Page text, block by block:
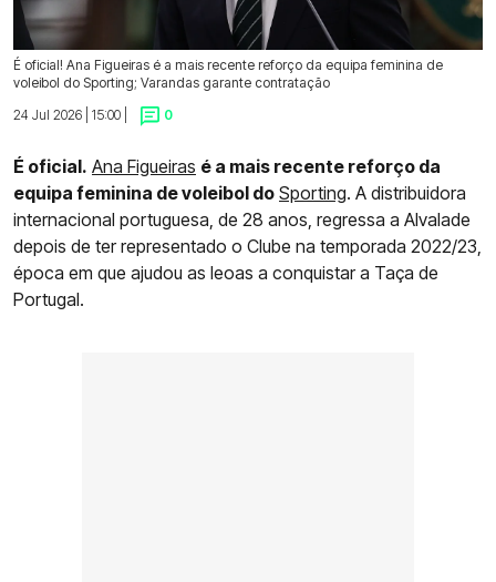
É oficial! Ana Figueiras é a mais recente reforço da equipa feminina de
voleibol do Sporting; Varandas garante contratação
24 Jul 2026 | 15:00 |
0
É oficial. Ana Figueiras é a mais recente reforço da
equipa feminina de voleibol do Sporting. A distribuidora
internacional portuguesa, de 28 anos, regressa a Alvalade
depois de ter representado o Clube na temporada 2022/23,
época em que ajudou as leoas a conquistar a Taça de
Portugal.